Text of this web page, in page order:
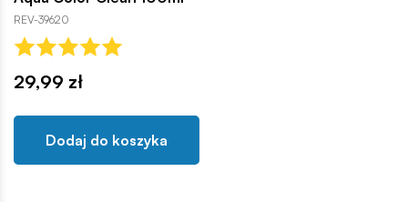
REV-39620
29,99 zł
Dodaj do koszyka